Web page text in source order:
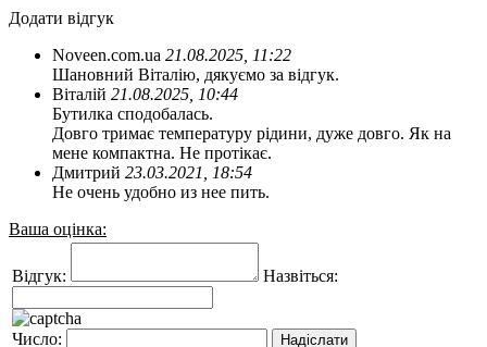
Додати відгук
Noveen.com.ua 21.08.2025, 11:22
Шановний Віталію, дякуємо за відгук.
Віталій 21.08.2025, 10:44
Бутилка сподобалась.
Довго тримає температуру рідини, дуже довго. Як на
мене компактна. Не протікає.
Дмитрий 23.03.2021, 18:54
Не очень удобно из нее пить.
Ваша оцінка:
Відгук: Назвіться:
Число: